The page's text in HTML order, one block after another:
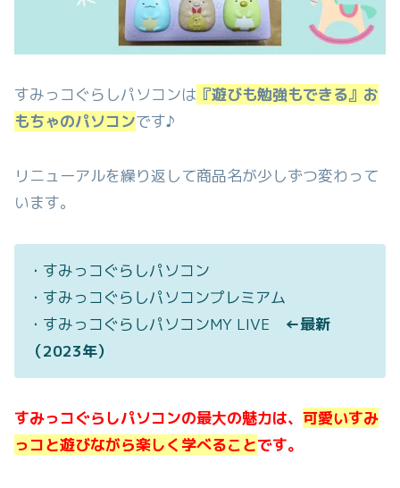
すみっコぐらしパソコンは 『遊びも勉強もできる』お
もちゃのパソコンです♪
リニューアルを繰り返して商品名が少しずつ変わって
います。
・すみっコぐらしパソコン
・すみっコぐらしパソコンプレミアム
・すみっコぐらしパソコンMY LIVE ←最新
（2023年）
すみっコぐらしパソコンの最大の魅力は、 可愛いすみ
っコと遊びながら楽しく学べることです。